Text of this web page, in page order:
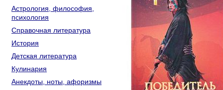
Астрология, философия,
психология
Справочная литература
История
Детская литература
Кулинария
Анекдоты, ноты, афоризмы